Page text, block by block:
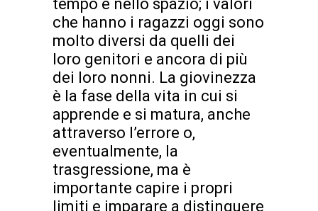
tempo e nello spazio; i valori
che hanno i ragazzi oggi sono
molto diversi da quelli dei
loro genitori e ancora di più
dei loro nonni. La giovinezza
è la fase della vita in cui si
apprende e si matura, anche
attraverso l’errore o,
eventualmente, la
trasgressione, ma è
importante capire i propri
limiti e imparare a distinguere